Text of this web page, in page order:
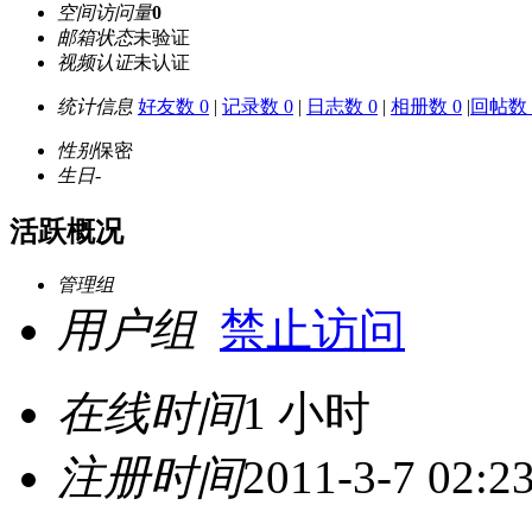
空间访问量0
邮箱状态未验证
视频认证未认证
统计信息 好友数 0 | 记录数 0 | 日志数 0 | 相册数 0 |回帖数
性别保密
生日-
活跃概况
管理组
用户组 禁止访问
在线时间1 小时
注册时间2011-3-7